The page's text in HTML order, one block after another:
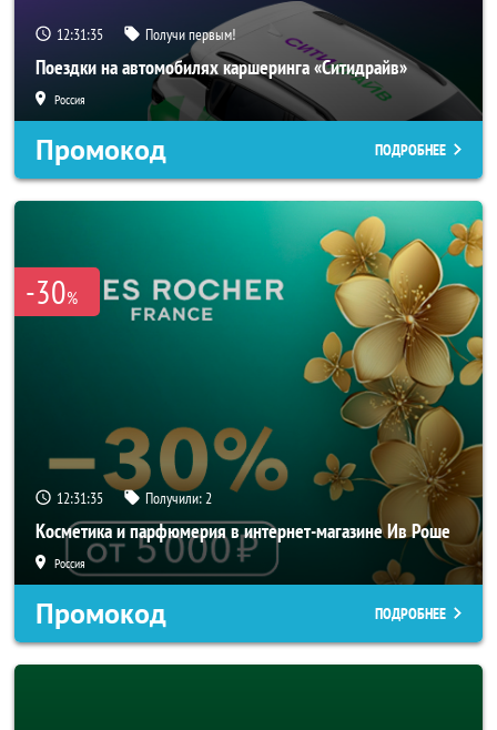
12:31:33 Получи первым!
Поездки на автомобилях каршеринга «Ситидрайв»
Россия
Промокод ПОДРОБНЕЕ
-30%
12:31:33 Получили:2
Косметика и парфюмерия в интернет-магазине Ив Роше
Россия
Промокод ПОДРОБНЕЕ